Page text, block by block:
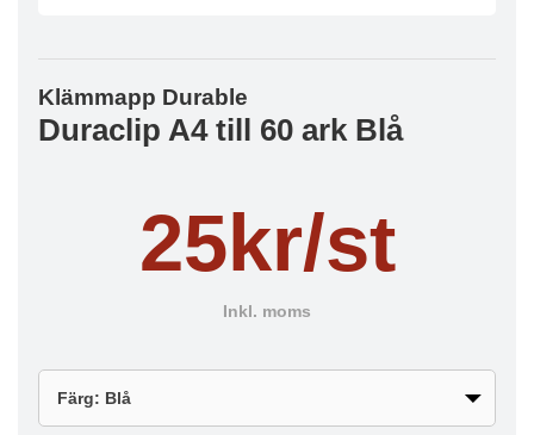
Klämmapp Durable
Duraclip A4 till 60 ark Blå
25kr/st
Inkl. moms